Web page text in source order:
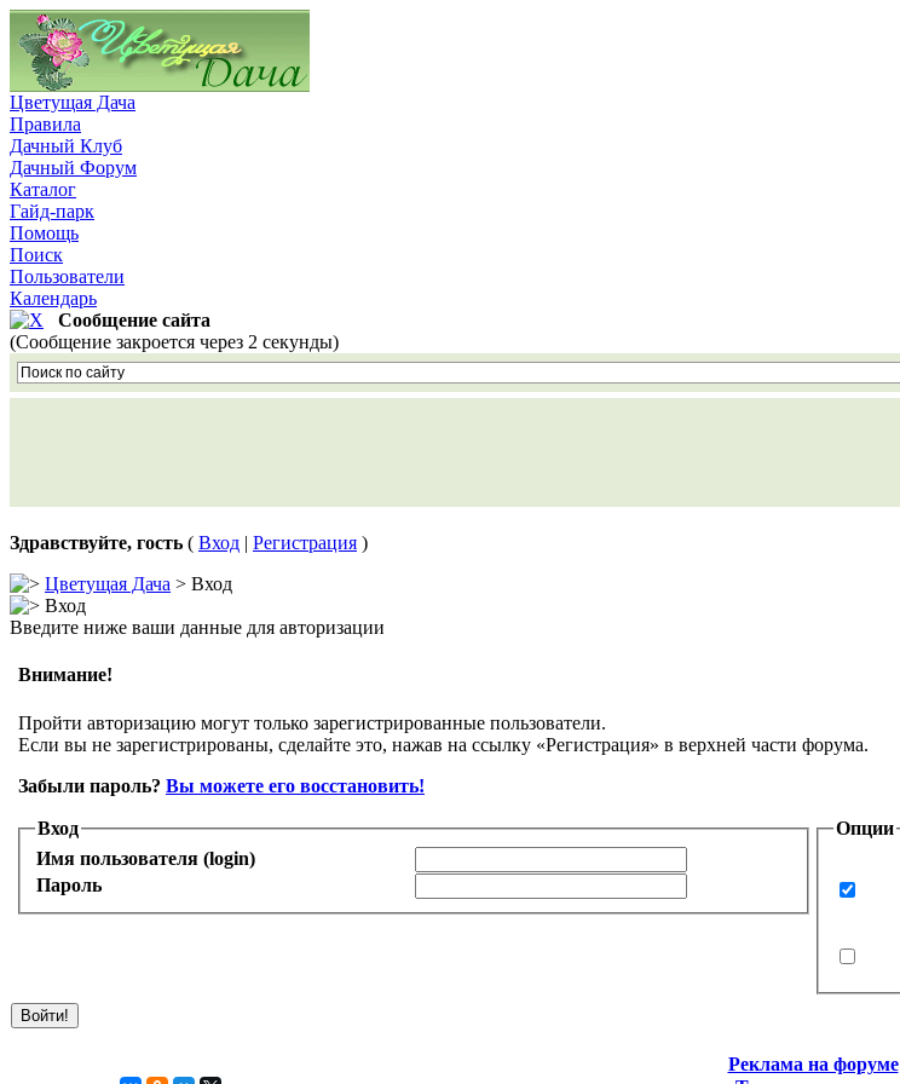
Цветущая Дача
Правила
Дачный Клуб
Дачный Форум
Каталог
Гайд-парк
Помощь
Поиск
Пользователи
Календарь
Сообщение сайта
(Сообщение закроется через 2 секунды)
Здравствуйте, гость ( Вход | Регистрация )
Цветущая Дача > Вход
Вход
Введите ниже ваши данные для авторизации
Внимание!
Пройти авторизацию могут только зарегистрированные пользователи.
Если вы не зарегистрированы, сделайте это, нажав на ссылку «Регистрация» в верхней части форума.
Забыли пароль? Вы можете его восстановить!
Вход
Имя пользователя (login)
Пароль
Опции
Реклама на форуме